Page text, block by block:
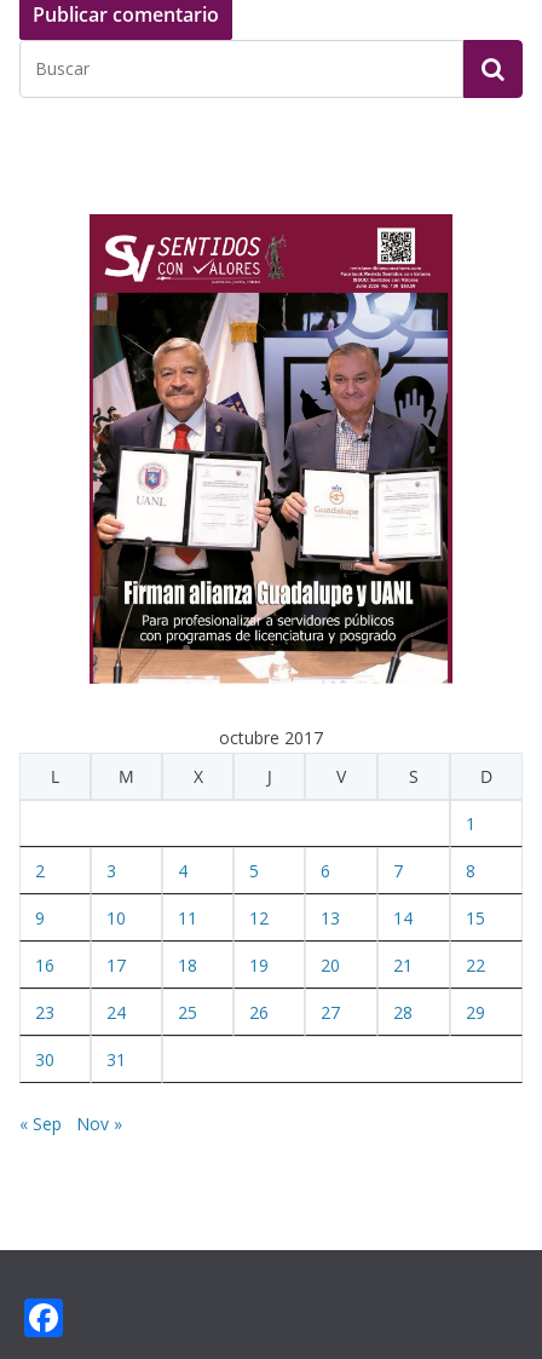
octubre 2017
L
M X J V S D
1
2 3 4 5 6 7 8
9 10 11 12 13 14 15
16 17 18 19 20 21 22
23 24 25 26 27 28 29
30 31
« Sep Nov »